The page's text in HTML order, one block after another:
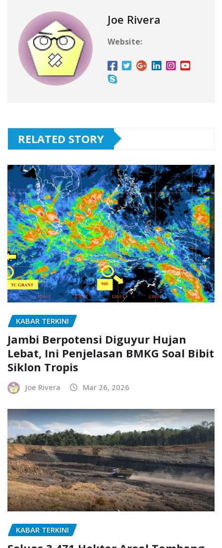
Joe Rivera
Website:
RELATED STORY
KABAR TERKINI
Jambi Berpotensi Diguyur Hujan
Lebat, Ini Penjelasan BMKG Soal Bibit
Siklon Tropis
Joe Rivera Mar 26, 2026
KABAR TERKINI